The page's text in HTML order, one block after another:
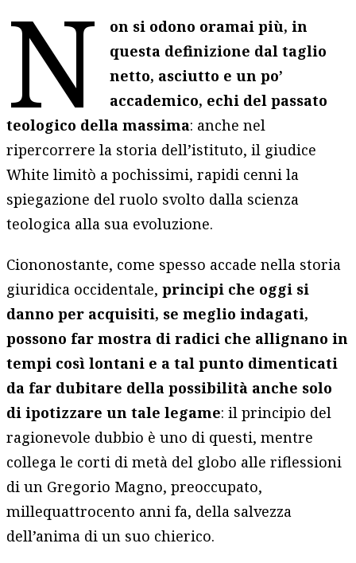
N
on si odono oramai più, in
questa definizione dal taglio
netto, asciutto e un po’
accademico, echi del passato
teologico della massima: anche nel
ripercorrere la storia dell’istituto, il giudice
White limitò a pochissimi, rapidi cenni la
spiegazione del ruolo svolto dalla scienza
teologica alla sua evoluzione.
Ciononostante, come spesso accade nella storia
giuridica occidentale,principi che oggi si
danno per acquisiti, se meglio indagati,
possono far mostra di radici che allignano in
tempi così lontani e a tal punto dimenticati
da far dubitare della possibilità anche solo
di ipotizzare un tale legame: il principio del
ragionevole dubbio è uno di questi, mentre
collega le corti di metà del globo alle riflessioni
di un Gregorio Magno, preoccupato,
millequattrocento anni fa, della salvezza
dell’anima di un suo chierico.